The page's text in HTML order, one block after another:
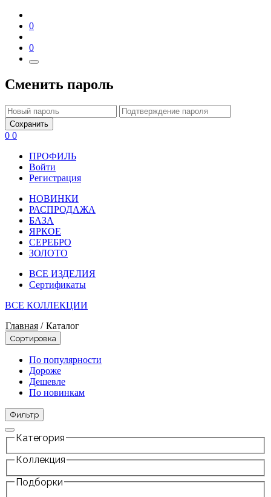
0
0
Сменить пароль
Сохранить
0 0
ПРОФИЛЬ
Войти
Регистрация
НОВИНКИ
РАСПРОДАЖА
БАЗА
ЯРКОЕ
СЕРЕБРО
ЗОЛОТО
ВСЕ ИЗДЕЛИЯ
Сертификаты
ВСЕ КОЛЛЕКЦИИ
Главная / Каталог
Сортировка
По популярности
Дороже
Дешевле
По новинкам
Фильтр
Категория
Коллекция
Подборки